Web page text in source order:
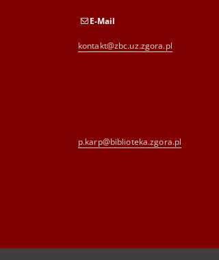
E-Mail
kontakt@zbc.uz.zgora.pl
p.karp@biblioteka.zgora.pl